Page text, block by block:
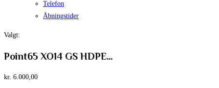
Telefon
Åbningstider
Valgt:
Point65 XO14 GS HDPE…
kr. 6.000,00